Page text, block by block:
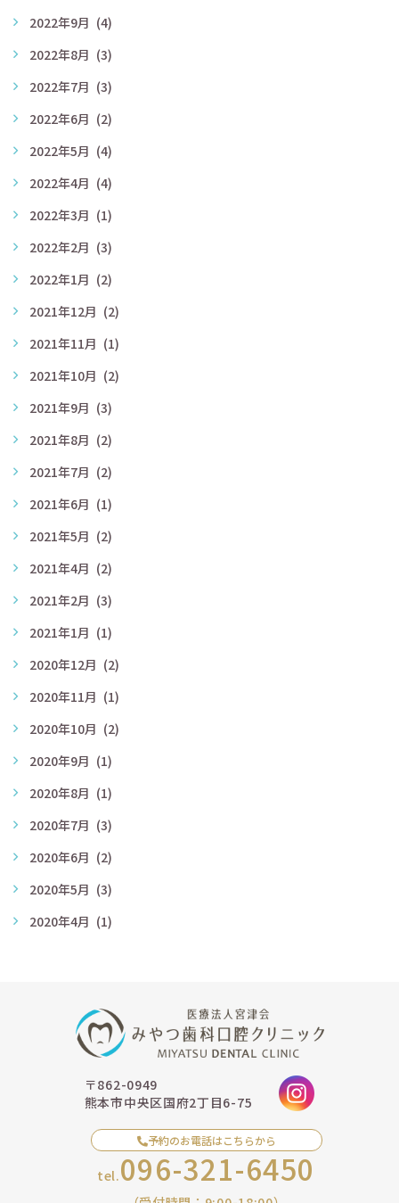
2022年9月 (4)
2022年8月 (3)
2022年7月 (3)
2022年6月 (2)
2022年5月 (4)
2022年4月 (4)
2022年3月 (1)
2022年2月 (3)
2022年1月 (2)
2021年12月 (2)
2021年11月 (1)
2021年10月 (2)
2021年9月 (3)
2021年8月 (2)
2021年7月 (2)
2021年6月 (1)
2021年5月 (2)
2021年4月 (2)
2021年2月 (3)
2021年1月 (1)
2020年12月 (2)
2020年11月 (1)
2020年10月 (2)
2020年9月 (1)
2020年8月 (1)
2020年7月 (3)
2020年6月 (2)
2020年5月 (3)
2020年4月 (1)
〒862-0949
熊本市中央区国府2丁目6-75
予約のお電話はこちらから
tel.096-321-6450